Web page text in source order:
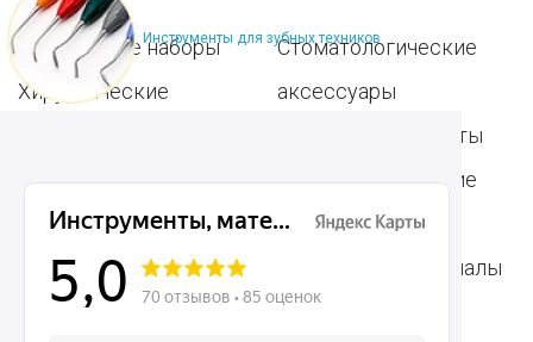
Инструменты для зубных техников
Популярные наборы
Хирургические
Пародонтологические
инструменты
Ортодонтические
инструменты
Стоматологические
аксессуары
Общие инструменты
Стоматологические
материалы
Расходные материалы
для стоматологии